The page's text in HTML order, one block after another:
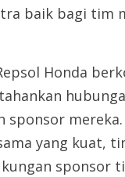
baik bagi tim
Honda
sponsor
yang kuat,
sponsor